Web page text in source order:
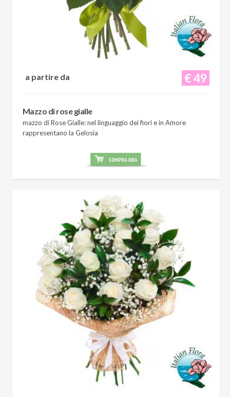
€ 49
a partire da
Mazzo di rose gialle
mazzo di Rose Gialle: nel linguaggio dei fiori e in Amore
rappresentano la Gelosia